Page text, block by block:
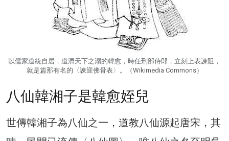
以儒家道統自居，道濟天下之溺的韓愈，時任刑部侍郎，立刻上表諫阻，
就是篇那有名的〈諫迎佛骨表〉。（Wikimedia Commons）
八仙韓湘子是韓愈姪兒
世傳韓湘子為八仙之一，道教八仙源起唐宋，其